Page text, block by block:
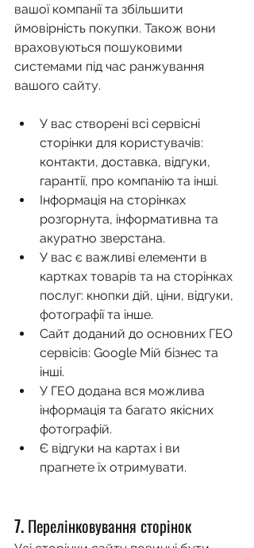
вашої компанії та збільшити
ймовірність покупки. Також вони
враховуються пошуковими
системами під час ранжування
вашого сайту.
У вас створені всі сервісні
сторінки для користувачів:
контакти, доставка, відгуки,
гарантії, про компанію та інші.
Інформація на сторінках
розгорнута, інформативна та
акуратно зверстана.
У вас є важливі елементи в
картках товарів та на сторінках
послуг: кнопки дій, ціни, відгуки,
фотографії та інше.
Сайт доданий до основних ГЕО
сервісів: Google Мій бізнес та
інші.
У ГЕО додана вся можлива
інформація та багато якісних
фотографій.
Є відгуки на картах і ви
прагнете їх отримувати.
7. Перелінковування сторінок